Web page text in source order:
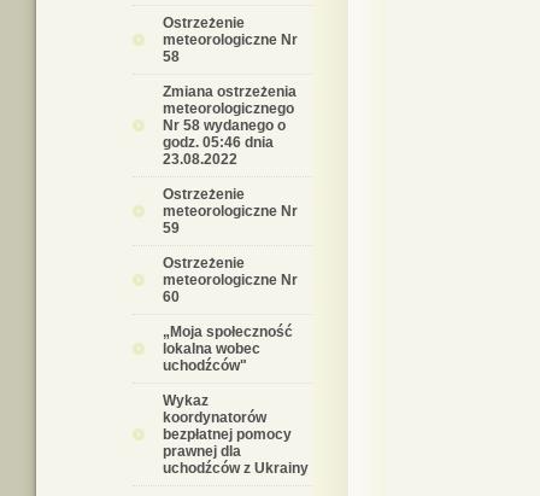
Ostrzeżenie
meteorologiczne Nr
58
Zmiana ostrzeżenia
meteorologicznego
Nr 58 wydanego o
godz. 05:46 dnia
23.08.2022
Ostrzeżenie
meteorologiczne Nr
59
Ostrzeżenie
meteorologiczne Nr
60
„Moja społeczność
lokalna wobec
uchodźców"
Wykaz
koordynatorów
bezpłatnej pomocy
prawnej dla
uchodźców z Ukrainy